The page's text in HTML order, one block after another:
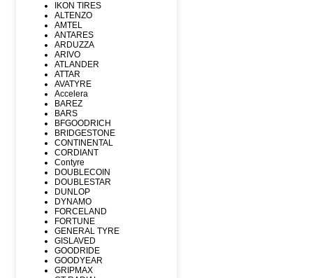
IKON TIRES
ALTENZO
AMTEL
ANTARES
ARDUZZA
ARIVO
ATLANDER
ATTAR
AVATYRE
Accelera
BAREZ
BARS
BFGOODRICH
BRIDGESTONE
CONTINENTAL
CORDIANT
Contyre
DOUBLECOIN
DOUBLESTAR
DUNLOP
DYNAMO
FORCELAND
FORTUNE
GENERAL TYRE
GISLAVED
GOODRIDE
GOODYEAR
GRIPMAX